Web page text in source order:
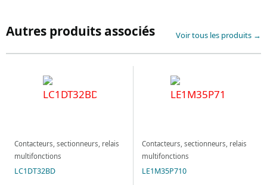
Autres produits associés Voir tous les produits →
Contacteurs, sectionneurs, relais
multifonctions
LC1DT32BD
Contacteurs, sectionneurs, relais
multifonctions
LE1M35P710